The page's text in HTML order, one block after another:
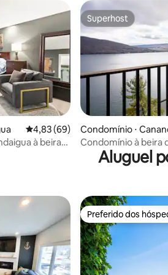
4,83 de uma avaliação média de
4,83 (69)
à beira
Superhost
Superhost
Condomínio ⋅
Condomínio à beira
Canandaigua, praia,
Aluguel
Preferido dos
Preferido dos